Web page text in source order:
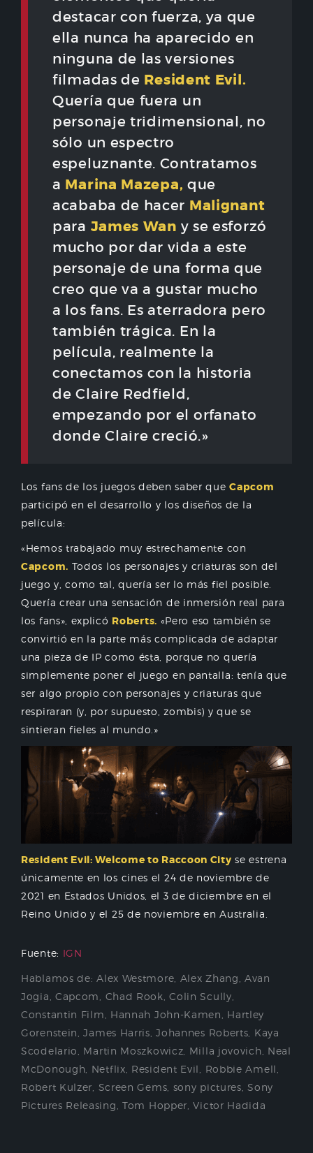
destacar con fuerza, ya que
ella nunca ha aparecido en
ninguna de las versiones
filmadas de Resident Evil.
Quería que fuera un
personaje tridimensional, no
sólo un espectro
espeluznante. Contratamos
a Marina Mazepa, que
acababa de hacer Malignant
para James Wan y se esforzó
mucho por dar vida a este
personaje de una forma que
creo que va a gustar mucho
a los fans. Es aterradora pero
también trágica. En la
película, realmente la
conectamos con la historia
de Claire Redfield,
empezando por el orfanato
donde Claire creció.»
Los fans de los juegos deben saber queCapcom
participó en el desarrollo y los diseños de la
película:
«Hemos trabajado muy estrechamente con
Capcom. Todos los personajes y criaturas son del
juego y, como tal, quería ser lo más fiel posible.
Quería crear una sensación de inmersión real para
los fans», explicó Roberts. «Pero eso también se
convirtió en la parte más complicada de adaptar
una pieza de IP como ésta, porque no quería
simplemente poner el juego en pantalla: tenía que
ser algo propio con personajes y criaturas que
respiraran (y, por supuesto, zombis) y que se
sintieran fieles al mundo.»
Resident Evil: Welcome to Raccoon City se estrena
únicamente en los cines el 24 de noviembre de
2021 en Estados Unidos, el 3 de diciembre en el
Reino Unido y el 25 de noviembre en Australia.
Fuente: IGN
Hablamos de:Alex Westmore Alex Zhang ,Avan
Jogia Capcom Chad Rook ,Colin Scully
Constantin Film
Hannah John-Kamen
Hartley
Gorenstein ,James Harris ,Johannes Roberts Kaya
Scodelario
Martin Moszkowicz Milla jovovich
Neal
McDonough
Netflix Resident Evil Robbie Amell
Robert Kulzer Screen Gems sony pictures ,Sony
Pictures Releasing ,Tom Hopper ,Victor Hadida